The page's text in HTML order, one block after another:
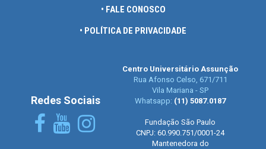
• FALE CONOSCO
• POLÍTICA DE PRIVACIDADE
Redes Sociais
Centro Universitário Assunção
Rua Afonso Celso, 671/711
Vila Mariana - SP
Whatsapp: (11) 5087.0187
Fundação São Paulo
CNPJ: 60.990.751/0001-24
Mantenedora do